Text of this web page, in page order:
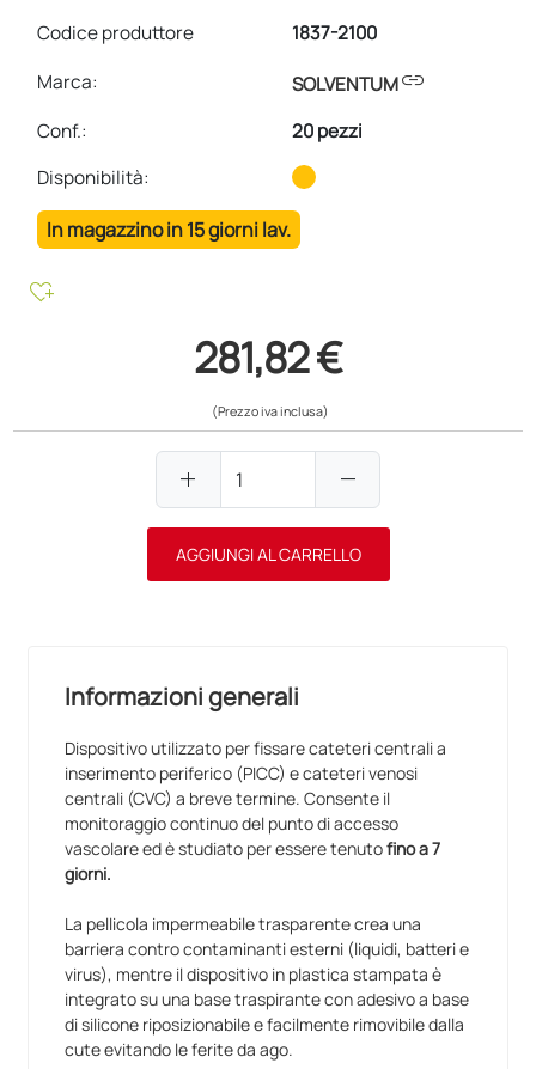
Codice produttore
1837-2100
Marca:
SOLVENTUMlink
Conf.:
20 pezzi
Disponibilità:
In magazzino in 15 giorni lav.
heart_plus
281,82 €
(Prezzo iva inclusa)
add remove
AGGIUNGI AL CARRELLO
Informazioni generali
Dispositivo utilizzato per fissare cateteri centrali a
inserimento periferico (PICC) e cateteri venosi
centrali (CVC) a breve termine. Consente il
monitoraggio continuo del punto di accesso
vascolare ed è studiato per essere tenutofino a 7
giorni.
La pellicola impermeabile trasparente crea una
barriera contro contaminanti esterni (liquidi, batteri e
virus), mentre il dispositivo in plastica stampata è
integrato su una base traspirante con adesivo a base
di silicone riposizionabile e facilmente rimovibile dalla
cute evitando le ferite da ago.